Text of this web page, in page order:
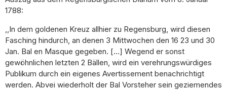
1788:
,,In dem goldenen Kreuz allhier zu Regensburg, wird diesen
Fasching hindurch, an denen 3 Mittwochen den 16 23 und 30
Jan. Bal en Masque gegeben. […] Wegend er sonst
gewöhnlichen letzten 2 Bällen, wird ein verehrungswürdiges
Publikum durch ein eigenes Avertissement benachrichtigt
werden. Abvei wiederholt der Bal Vorsteher sein geziemendes